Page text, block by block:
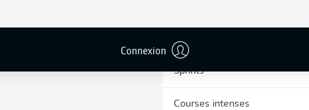
Connexion
Sprints
Courses intenses